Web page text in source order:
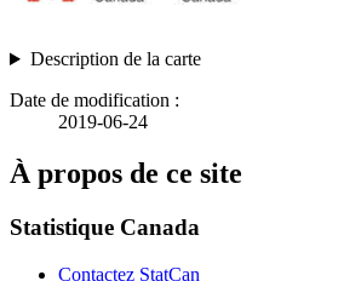
Description de la carte
Date de modification :
2019-06-24
À propos de ce site
Statistique Canada
Contactez StatCan